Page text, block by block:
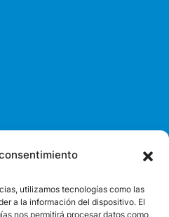
utilizamos tecnologías como las
a la información del dispositivo. El
nos permitirá procesar datos como